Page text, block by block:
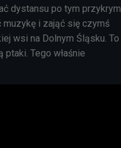
dystansu po tym przykrym
muzykę i zająć się czymś
wsi na Dolnym Śląsku. To
Tego właśnie